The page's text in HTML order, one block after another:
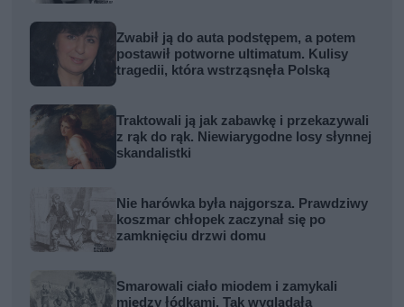
Zwabił ją do auta podstępem, a potem
postawił potworne ultimatum. Kulisy
tragedii, która wstrząsnęła Polską
Traktowali ją jak zabawkę i przekazywali
z rąk do rąk. Niewiarygodne losy słynnej
skandalistki
Nie harówka była najgorsza. Prawdziwy
koszmar chłopek zaczynał się po
zamknięciu drzwi domu
Smarowali ciało miodem i zamykali
między łódkami. Tak wyglądała